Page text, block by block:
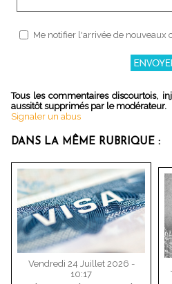
Me notifier l'arrivée de nouveaux
Tous les commentaires discourtois,
aussitôt supprimés par le modérateur.
Signaler un abus
DANS LA MÊME RUBRIQUE :
Vendredi 24 Juillet 2026 -
10:17